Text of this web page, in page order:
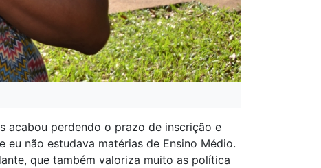
acabou perdendo o prazo de inscrição e
não estudava matérias de Ensino Médio.
que também valoriza muito as política